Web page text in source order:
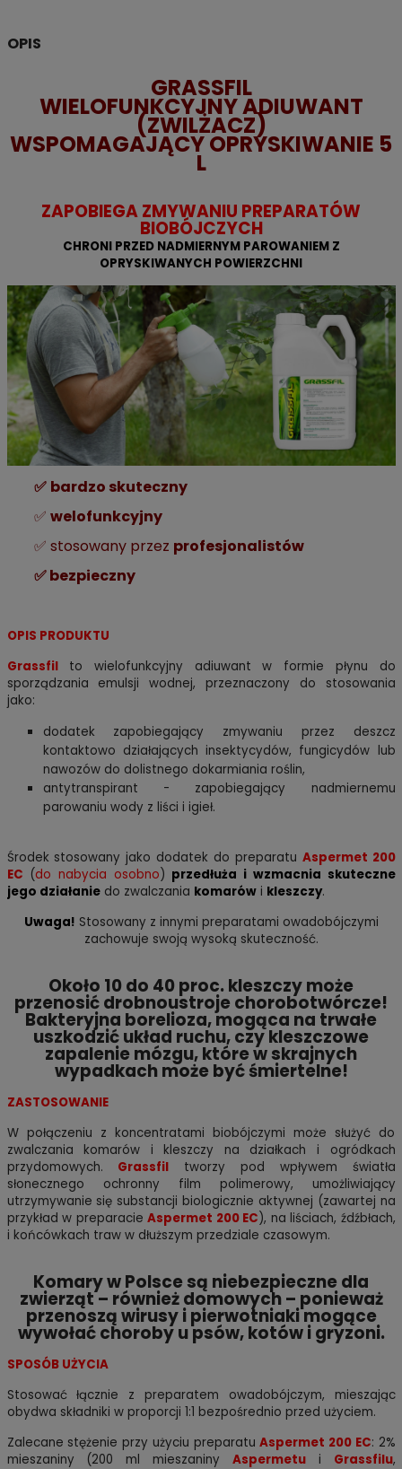
OPIS
GRASSFIL
WIELOFUNKCYJNY ADIUWANT
(ZWILŻACZ)
WSPOMAGAJĄCY OPRYSKIWANIE 5
L
ZAPOBIEGA ZMYWANIU PREPARATÓW
BIOBÓJCZYCH
CHRONI PRZED NADMIERNYM PAROWANIEM Z
OPRYSKIWANYCH POWIERZCHNI
✅ bardzo skuteczny
✅ welofunkcyjny
✅ stosowany przez profesjonalistów
✅ bezpieczny
OPIS PRODUKTU
Grassfilto wielofunkcyjny adiuwant w formie płynu do
sporządzania emulsji wodnej, przeznaczony do stosowania
jako:
dodatek zapobiegający zmywaniu przez deszcz
kontaktowo działających insektycydów, fungicydów lub
nawozów do dolistnego dokarmiania roślin,
antytranspirant - zapobiegający nadmiernemu
parowaniu wody z liści i igieł.
Środek stosowany jako dodatek do preparatu Aspermet 200
EC (do nabycia osobno) przedłuża i wzmacnia skuteczne
jego działaniedo zwalczania komarówi kleszczy.
Uwaga! Stosowany z innymi preparatami owadobójczymi
zachowuje swoją wysoką skuteczność.
Około 10 do 40 proc. kleszczy może
przenosić drobnoustroje chorobotwórcze!
Bakteryjna borelioza, mogąca na trwałe
uszkodzić układ ruchu, czy kleszczowe
zapalenie mózgu, które w skrajnych
wypadkach może być śmiertelne!
ZASTOSOWANIE
W połączeniu z koncentratami biobójczymi może służyć do
zwalczania komarów i kleszczy na działkach i ogródkach
przydomowych. Grassfil tworzy pod wpływem światła
słonecznego ochronny film polimerowy, umożliwiający
utrzymywanie się substancji biologicznie aktywnej (zawartej na
przykład w preparacie Aspermet 200 EC), na liściach, źdźbłach,
i końcówkach traw w dłuższym przedziale czasowym.
Komary w Polsce są niebezpieczne dla
zwierząt – również domowych – ponieważ
przenoszą wirusy i pierwotniaki mogące
wywołać choroby u psów, kotów i gryzoni.
SPOSÓB UŻYCIA
Stosować łącznie z preparatem owadobójczym, mieszając
obydwa składniki w proporcji 1:1 bezpośrednio przed użyciem.
Zalecane stężenie przy użyciu preparatuAspermet 200 EC: 2%
mieszaniny (200 ml mieszaniny Aspermetui Grassfilu,